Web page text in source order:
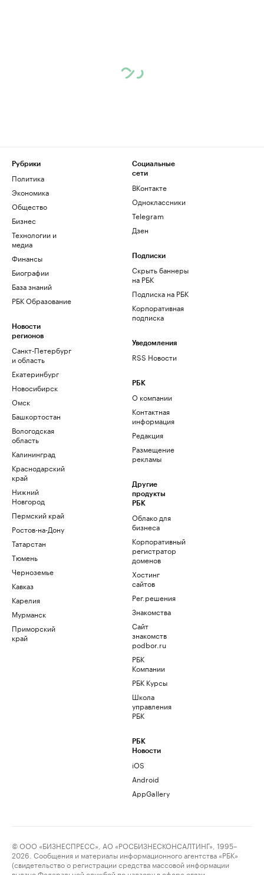
Рубрики
Политика
Экономика
Общество
Бизнес
Технологии и
медиа
Финансы
Биографии
База знаний
РБК Образование
Новости
регионов
Санкт-Петербург
и область
Екатеринбург
Новосибирск
Омск
Башкортостан
Вологодская
область
Калининград
Краснодарский
край
Нижний
Новгород
Пермский край
Ростов-на-Дону
Татарстан
Тюмень
Черноземье
Кавказ
Карелия
Мурманск
Приморский
край
Социальные
сети
ВКонтакте
Одноклассники
Telegram
Дзен
Подписки
Скрыть баннеры
на РБК
Подписка на РБК
Корпоративная
подписка
Уведомления
RSS Новости
РБК
О компании
Контактная
информация
Редакция
Размещение
рекламы
Другие
продукты
РБК
Облако для
бизнеса
Корпоративный
регистратор
доменов
Хостинг
сайтов
Рег.решения
Знакомства
Сайт
знакомств
podbor.ru
РБК
Компании
РБК Курсы
Школа
управления
РБК
РБК
Новости
iOS
Android
AppGallery
© ООО «БИЗНЕСПРЕСС», АО «РОСБИЗНЕСКОНСАЛТИНГ», 1995–
2026. Сообщения и материалы информационного агентства «РБК»
(свидетельство о регистрации средства массовой информации